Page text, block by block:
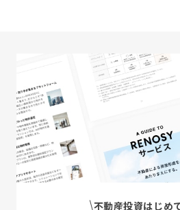
不動産投資はじめ